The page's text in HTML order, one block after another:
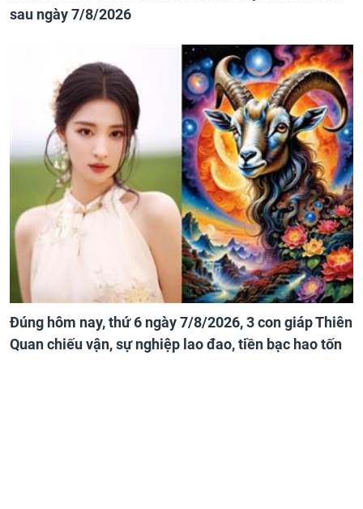
sau ngày 7/8/2026
Đúng hôm nay, thứ 6 ngày 7/8/2026, 3 con giáp Thiên
Quan chiếu vận, sự nghiệp lao đao, tiền bạc hao tốn